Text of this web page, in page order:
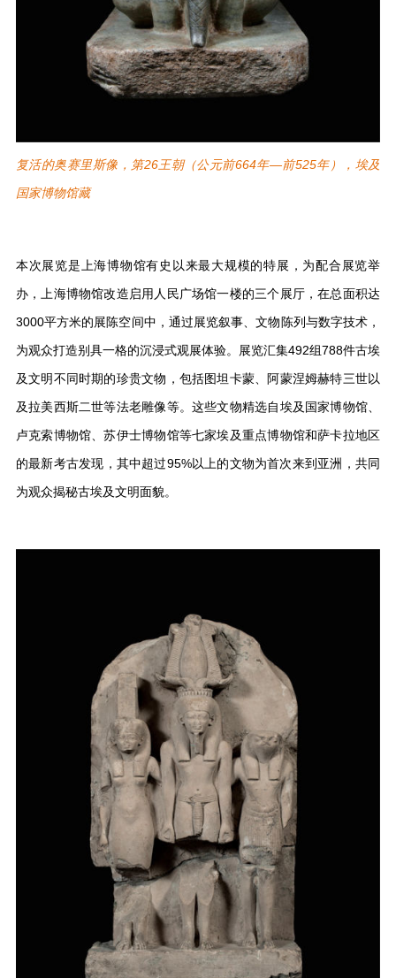
复活的奥赛里斯像，第26王朝（公元前664年—前525年），埃及
国家博物馆藏
本次展览是上海博物馆有史以来最大规模的特展，为配合展览举
办，上海博物馆改造启用人民广场馆一楼的三个展厅，在总面积达
3000平方米的展陈空间中，通过展览叙事、文物陈列与数字技术，
为观众打造别具一格的沉浸式观展体验。展览汇集492组788件古埃
及文明不同时期的珍贵文物，包括图坦卡蒙、阿蒙涅姆赫特三世以
及拉美西斯二世等法老雕像等。这些文物精选自埃及国家博物馆、
卢克索博物馆、苏伊士博物馆等七家埃及重点博物馆和萨卡拉地区
的最新考古发现，其中超过95%以上的文物为首次来到亚洲，共同
为观众揭秘古埃及文明面貌。